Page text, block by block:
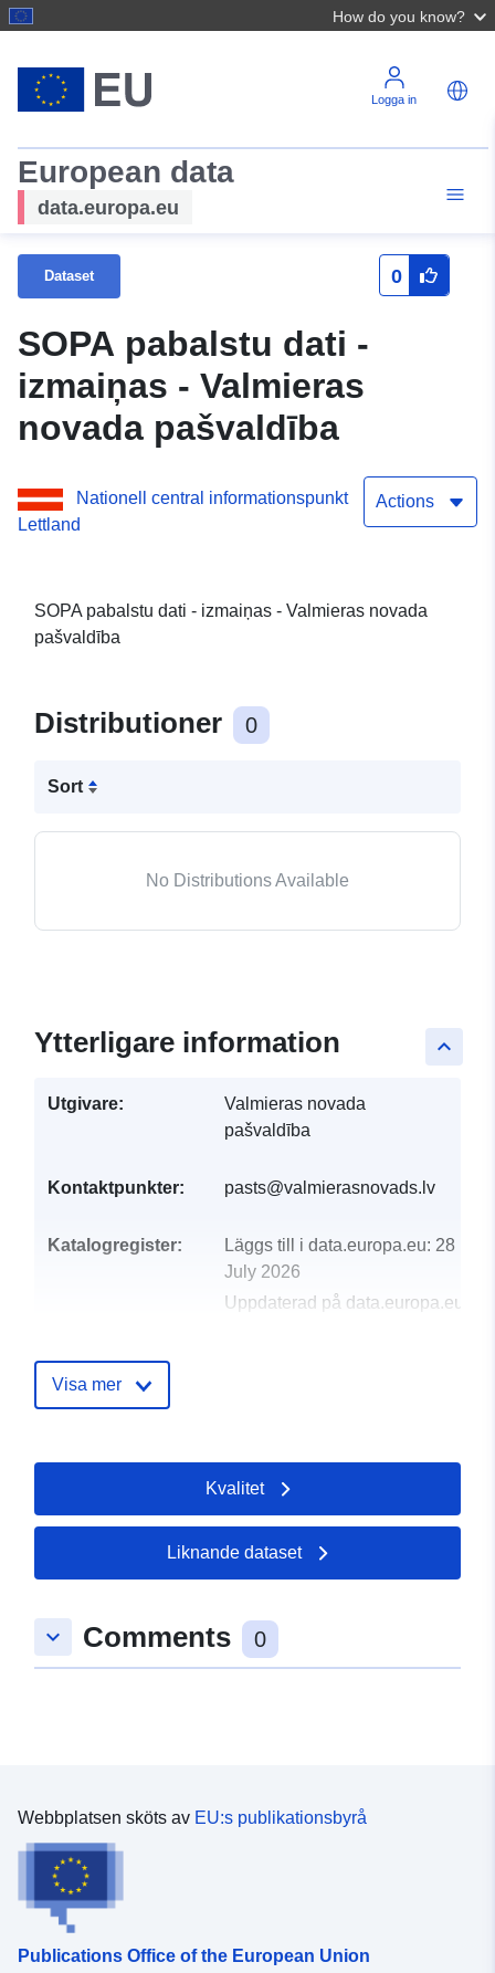
How do you know?
Logga in
European data
data.europa.eu
Dataset 0
SOPA pabalstu dati -
izmaiņas - Valmieras
novada pašvaldība
Nationell central informationspunkt
Lettland
Actions
SOPA pabalstu dati - izmaiņas - Valmieras novada
pašvaldība
Distributioner 0
Sort
No Distributions Available
keyboard_arrow_up
Ytterligare information
Utgivare:
Valmieras novada
pašvaldība
Kontaktpunkter: pasts@valmierasnovads.lv
Katalogregister: Läggs till i data.europa.eu: 28
July 2026
Uppdaterad på data.europa.eu:
Identifierare:
r:
restricted
Visa mer
Kvalitet
Liknande dataset
keyboard_arrow_down Comments 0
Webbplatsen sköts av EU:s publikationsbyrå
Publications Office of the European Union